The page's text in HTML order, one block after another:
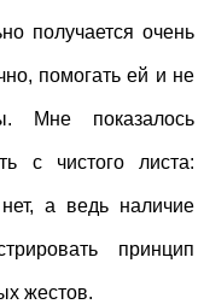
получается очень
помогать ей и не
Мне показалось
с чистого листа:
а ведь наличие
принцип
жестов.